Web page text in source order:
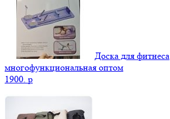
Доска для фитнеса
многофункциональная оптом
1900. p